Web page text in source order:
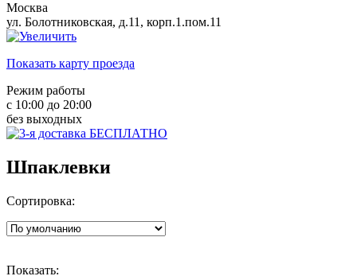
Москва
ул. Болотниковская, д.11, корп.1.пом.11
Показать карту проезда
Режим работы
с 10:00 до 20:00
без выходных
Шпаклевки
Сортировка:
Показать: